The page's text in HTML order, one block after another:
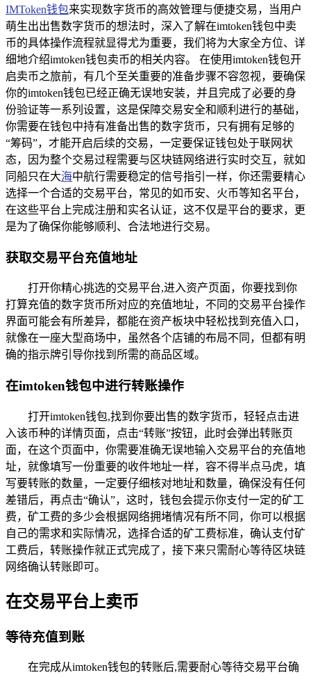
IMToken钱包来实现数字货币的高效管理与便捷交易，当用户
萌生出出售数字货币的想法时，深入了解在imtoken钱包中卖
币的具体操作流程就显得尤为重要，我们将为大家全方位、详
细地介绍imtoken钱包卖币的相关内容。 在使用imtoken钱包开
启卖币之旅前，有几个至关重要的准备步骤不容忽视，要确保
你的imtoken钱包已经正确无误地安装，并且完成了必要的身
份验证等一系列设置，这是保障交易安全和顺利进行的基础，
你需要在钱包中持有准备出售的数字货币，只有拥有足够的
“筹码”，才能开启后续的交易，一定要保证钱包处于联网状
态，因为整个交易过程需要与区块链网络进行实时交互，就如
同船只在大海中航行需要稳定的信号指引一样，你还需要精心
选择一个合适的交易平台，常见的如币安、火币等知名平台，
在这些平台上完成注册和实名认证，这不仅是平台的要求，更
是为了确保你能够顺利、合法地进行交易。
获取交易平台充值地址
打开你精心挑选的交易平台,进入资产页面，你要找到你
打算充值的数字货币所对应的充值地址，不同的交易平台操作
界面可能会有所差异，都能在资产板块中轻松找到充值入口，
就像在一座大型商场中，虽然各个店铺的布局不同，但都有明
确的指示牌引导你找到所需的商品区域。
在imtoken钱包中进行转账操作
打开imtoken钱包,找到你要出售的数字货币，轻轻点击进
入该币种的详情页面，点击“转账”按钮，此时会弹出转账页
面，在这个页面中，你需要准确无误地输入交易平台的充值地
址，就像填写一份重要的收件地址一样，容不得半点马虎，填
写要转账的数量，一定要仔细核对地址和数量，确保没有任何
差错后，再点击“确认”，这时，钱包会提示你支付一定的矿工
费，矿工费的多少会根据网络拥堵情况有所不同，你可以根据
自己的需求和实际情况，选择合适的矿工费标准，确认支付矿
工费后，转账操作就正式完成了，接下来只需耐心等待区块链
网络确认转账即可。
在交易平台上卖币
等待充值到账
在完成从imtoken钱包的转账后,需要耐心等待交易平台确